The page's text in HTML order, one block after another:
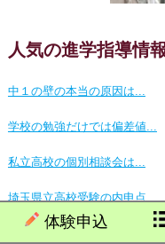
人気の進学指導情
中１の壁の本当の原因は...
学校の勉強だけでは偏差値...
私立高校の個別相談会は...
埼玉県立高校受験の内申点...
９歳の壁の正体は...
体験申込